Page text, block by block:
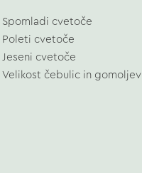
Spomladi cvetoče
Poleti cvetoče
Jeseni cvetoče
Velikost čebulic in gomoljev